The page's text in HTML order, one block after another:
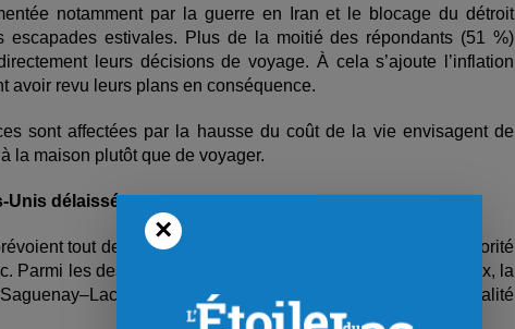
notamment par la guerre en Iran et le blocage du détroit
escapades estivales. Plus de la moitié des répondants (51 %)
leurs décisions de voyage. À cela s’ajoute l’inflation
avoir revu leurs plans en conséquence.
sont affectées par la hausse du coût de la vie envisagent de
la maison plutôt que de voyager.
Unis délaissés
tout de même prendre des vacances cet été et la majorité
Parmi les destinations les plus populaires figurent Charlevoix, la
Saint-Jean se hisse au cinquième rang, à égalité
×